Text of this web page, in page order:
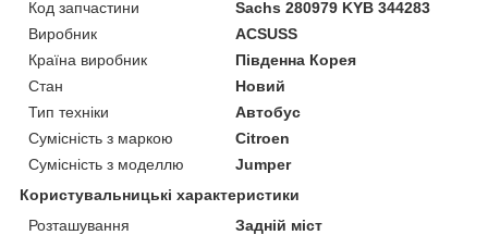
Код запчастини
Sachs 280979 KYB 344283
Виробник
ACSUSS
Країна виробник
Південна Корея
Стан
Новий
Тип техніки
Автобус
Сумісність з маркою
Citroen
Сумісність з моделлю
Jumper
Користувальницькі характеристики
Розташування
Задній міст